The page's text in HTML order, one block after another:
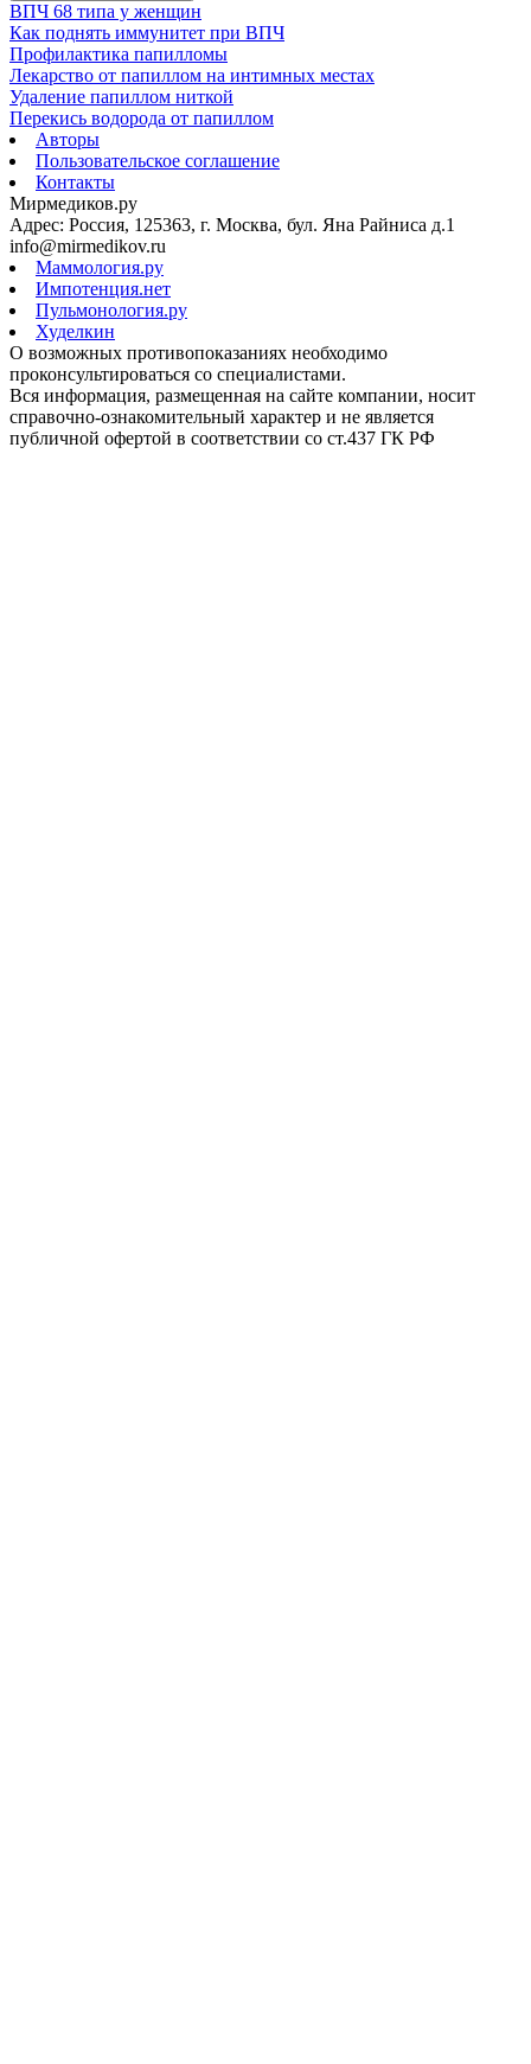
ВПЧ 68 типа у женщин
Как поднять иммунитет при ВПЧ
Профилактика папилломы
Лекарство от папиллом на интимных местах
Удаление папиллом ниткой
Перекись водорода от папиллом
Авторы
Пользовательское соглашение
Контакты
Мирмедиков.ру
Адрес: Россия, 125363, г. Москва, бул. Яна Райниса д.1
info@mirmedikov.ru
Маммология.ру
Импотенция.нет
Пульмонология.ру
Худелкин
О возможных противопоказаниях необходимо
проконсультироваться со специалистами.
Вся информация, размещенная на сайте компании, носит
справочно-ознакомительный характер и не является
публичной офертой в соответствии со ст.437 ГК РФ